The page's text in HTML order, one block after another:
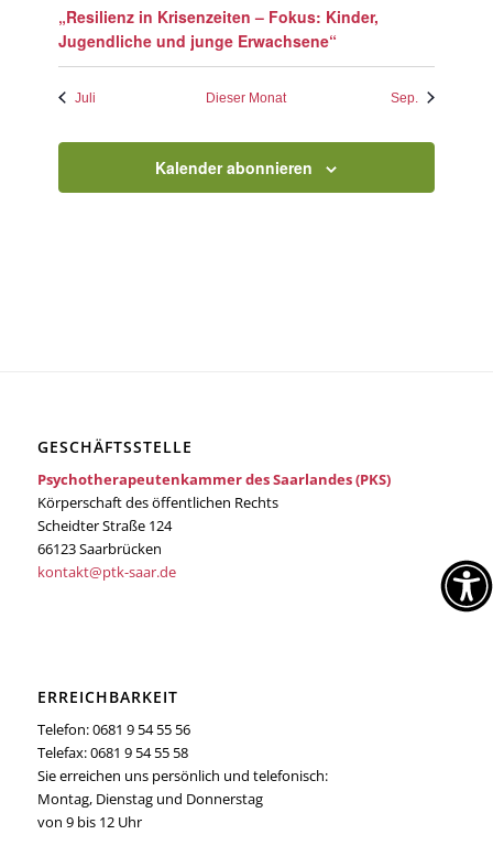
„Resilienz in Krisenzeiten – Fokus: Kinder,
Jugendliche und junge Erwachsene“
Juli Dieser Monat Sep.
Kalender abonnieren
GESCHÄFTSSTELLE
Psychotherapeutenkammer des Saarlandes (PKS)
Körperschaft des öffentlichen Rechts
Scheidter Straße 124
66123 Saarbrücken
kontakt@ptk-saar.de
ERREICHBARKEIT
Telefon: 0681 9 54 55 56
Telefax: 0681 9 54 55 58
Sie erreichen uns persönlich und telefonisch:
Montag, Dienstag und Donnerstag
von 9 bis 12 Uhr